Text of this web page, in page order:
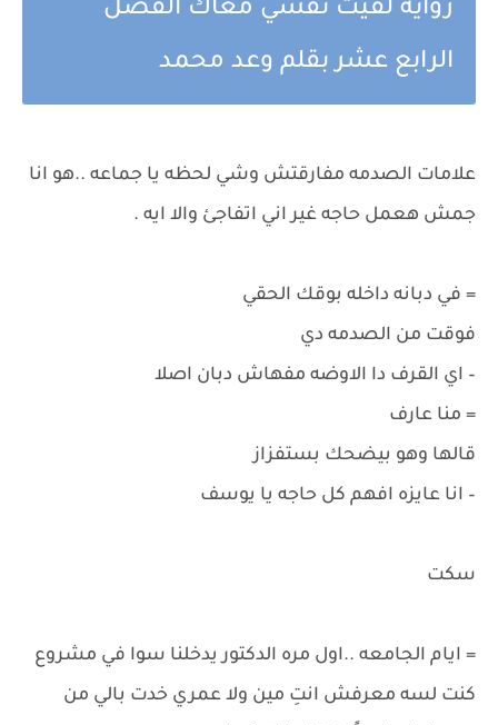
رواية لقيت نفسي معاك الفصل
الرابع عشر بقلم وعد محمد
علامات الصدمه مفارقتش وشي لحظه يا جماعه ..هو انا
جمش هعمل حاجه غير اني اتفاجئ والا ايه .
= في دبانه داخله بوقك الحقي
فوقت من الصدمه دي
– اي القرف دا الاوضه مفهاش دبان اصلا
= منا عارف
قالها وهو بيضحك بستفزاز
– انا عايزه افهم كل حاجه يا يوسف
سكت
= ايام الجامعه ..اول مره الدكتور يدخلنا سوا في مشروع
كنت لسه معرفش انتِ مين ولا عمري خدت بالي من